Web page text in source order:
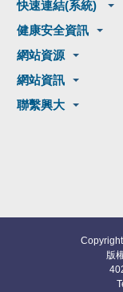
快速連結(系統)
健康安全資訊
網站資源
網站資訊
聯繫興大
版